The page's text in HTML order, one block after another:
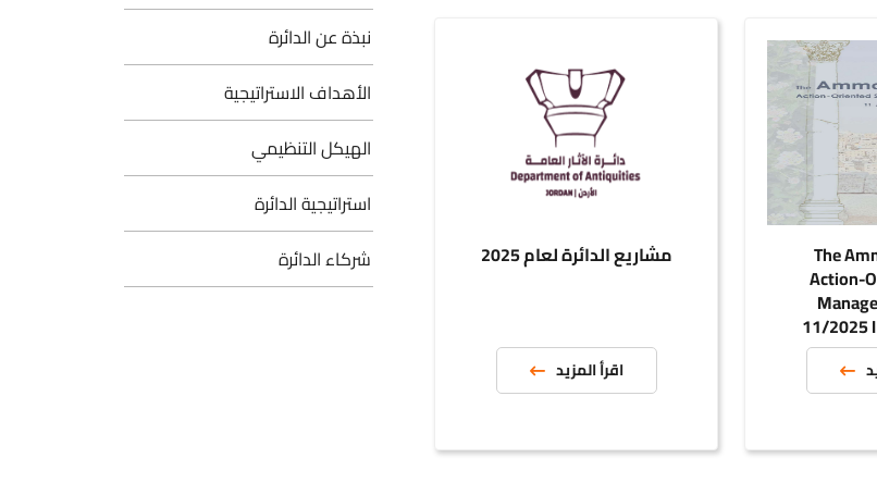
11/
مشاريع الدائرة لعام 2025
اقرأ المزيد
نبذة عن الدائرة
الأهداف الاستراتيجية
الهيكل التنظيمي
استراتيجية الدائرة
شركاء الدائرة